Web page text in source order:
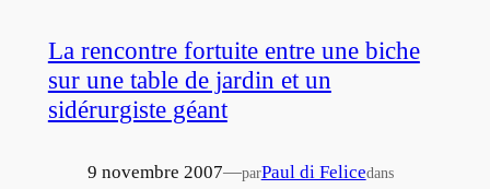
La rencontre fortuite entre une biche
sur une table de jardin et un
sidérurgiste géant
9 novembre 2007—parPaul di Felicedans